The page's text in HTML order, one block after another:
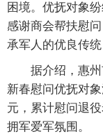
困境。优抚对象
感谢商会帮扶慰
承军人的优良传
据介绍，惠州
新春慰问优抚对
元，累计慰问退
拥军爱军氛围。